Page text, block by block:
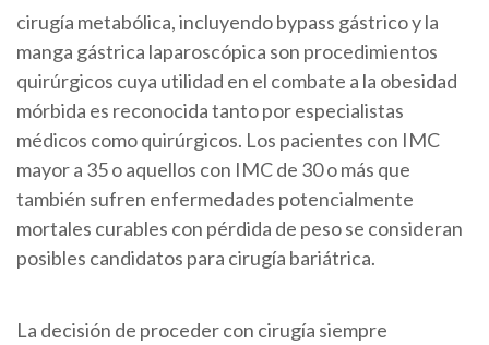
cirugía metabólica, incluyendobypass gástricoy la
manga gástrica laparoscópica son procedimientos
quirúrgicos cuya utilidad en el combate a la obesidad
mórbida es reconocida tanto por especialistas
médicos como quirúrgicos. Los pacientes con IMC
mayor a 35 o aquellos con IMC de 30 o más que
también sufren enfermedades potencialmente
mortales curables con pérdida de peso se consideran
posibles candidatos para cirugía bariátrica.
La decisión de proceder con cirugía siempre